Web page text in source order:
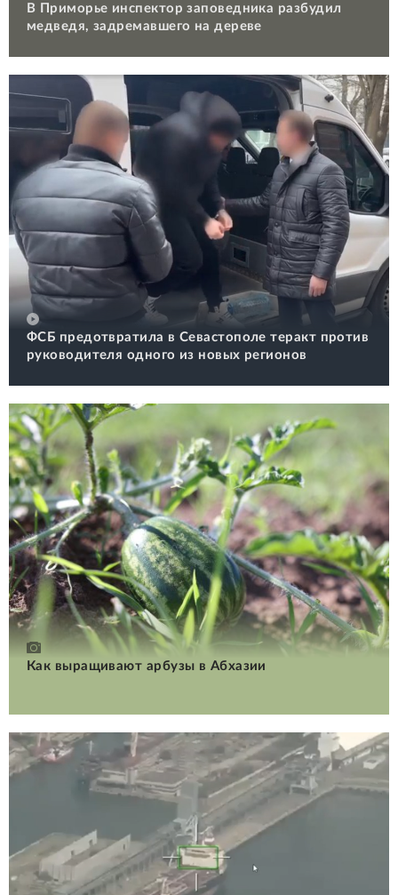
В Приморье инспектор заповедника разбудил
медведя, задремавшего на дереве
ФСБ предотвратила в Севастополе теракт против
руководителя одного из новых регионов
Как выращивают арбузы в Абхазии